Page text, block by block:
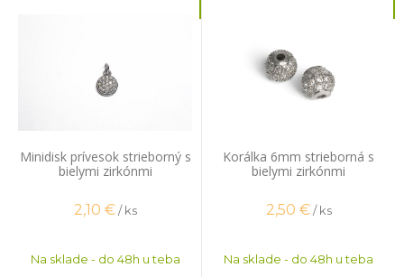
Minidisk prívesok strieborný s
bielymi zirkónmi
2,10 € / ks
Na sklade - do 48h u teba
Korálka 6mm strieborná s
bielymi zirkónmi
2,50 € / ks
Na sklade - do 48h u teba